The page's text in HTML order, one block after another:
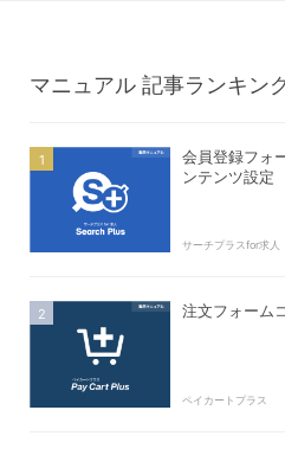
マニュアル 記事ランキン
会員登録フォ
ンテンツ設定
サーチプラスfor求人
注文フォーム
ペイカートプラス